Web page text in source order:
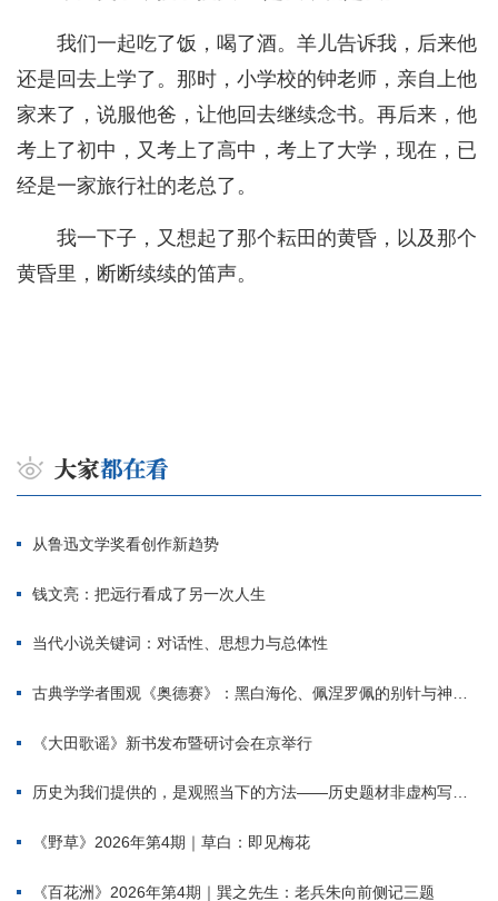
我们一起吃了饭，喝了酒。羊儿告诉我，后来他
还是回去上学了。那时，小学校的钟老师，亲自上他
家来了，说服他爸，让他回去继续念书。再后来，他
考上了初中，又考上了高中，考上了大学，现在，已
经是一家旅行社的老总了。
我一下子，又想起了那个耘田的黄昏，以及那个
黄昏里，断断续续的笛声。
从鲁迅文学奖看创作新趋势
钱文亮：把远行看成了另一次人生
当代小说关键词：对话性、思想力与总体性
古典学学者围观《奥德赛》：黑白海伦、佩涅罗佩的别针与神秘入侵者
《大田歌谣》新书发布暨研讨会在京举行
历史为我们提供的，是观照当下的方法——历史题材非虚构写作多人谈
《野草》2026年第4期｜草白：即见梅花
《百花洲》2026年第4期｜巽之先生：老兵朱向前侧记三题